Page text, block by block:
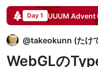
Day 1 UUUM Advent
@takeokunn (たけ
WebGLの